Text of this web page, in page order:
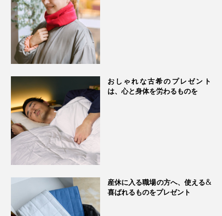
さぁ、『シリコンウォーターピロー』で、“冷やしアタ
マ”習慣、はじめましょう。
ひんやりした冷たさと、水音があいまって、アタマに
も、心にも、気持ちいい。全身がリラックスモードに入
れます。
夏は、とくに、水枕の冷たさが心地いい。わたしは、
1000メートル級の山地に住んでいますが、『シリコン
ウォーターピロー』があれば、クーラーなしでも、よく
眠れています」
あなたも、なつかしの「水枕」で寝てみたくなったは
おしゃれな古希のプレゼント
は、心と身体を労わるものを
産休に入る職場の方へ、使える&
喜ばれるものをプレゼント